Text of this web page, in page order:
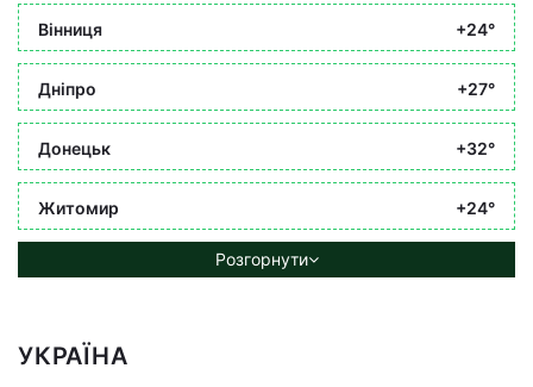
Вінниця +24°
Дніпро +27°
Донецьк +32°
Житомир +24°
Розгорнути
УКРАЇНА